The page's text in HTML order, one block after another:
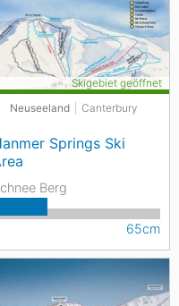
Neuseeland Canterbury
Springs Ski
Skigebiet geöffnet
Berg
65cm